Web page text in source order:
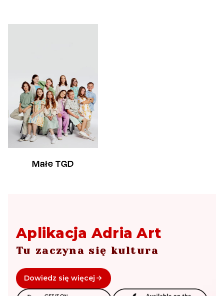
Małe TGD
Aplikacja Adria Art
Tu zaczyna się kultura
Dowiedz się więcej